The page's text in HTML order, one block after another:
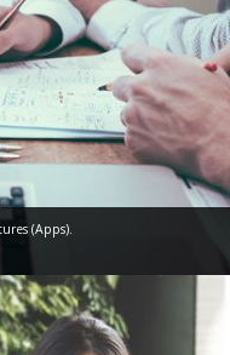
(Apps).